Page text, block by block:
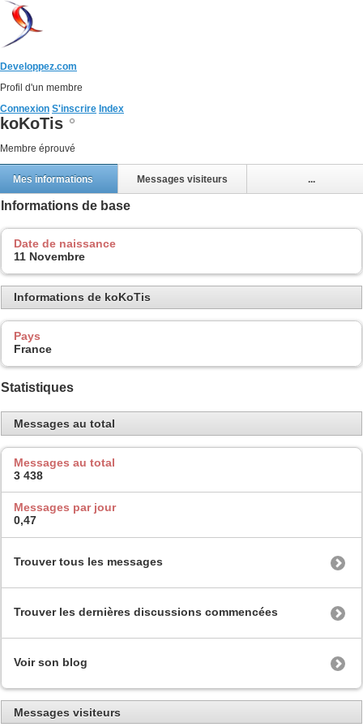
Developpez.com
Profil d'un membre
Connexion S'inscrire Index
koKoTis
Membre éprouvé
Mes informations Messages visiteurs ...
Informations de base
Date de naissance
11 Novembre
Informations de koKoTis
Pays
France
Statistiques
Messages au total
Messages au total
3 438
Messages par jour
0,47
Trouver tous les messages
Trouver les dernières discussions commencées
Voir son blog
Messages visiteurs